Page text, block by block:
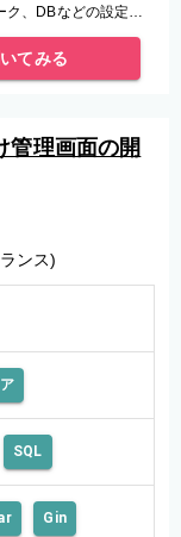
てみる
管理画面の開
ンス)
SQL
Gin